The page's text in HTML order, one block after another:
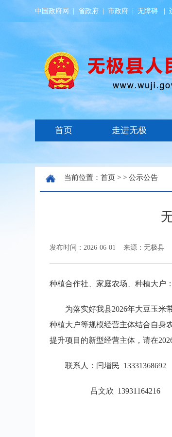
中国政府网 省政府 市政府 无障碍
当前位置： 首页 > > 公示公告
发布时间：2026-06-01 来源：无极县
种植合作社、家庭农场、种植大户：
为落实好我县2026年大豆玉米
种植大户等规模经营主体结合自身
提升项目的新型经营主体，请在
联系人：闫增民 13331368692
吕文欣 13931164216